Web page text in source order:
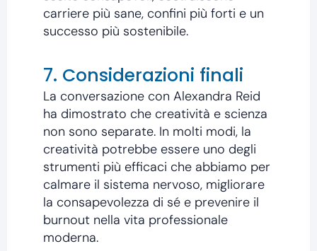
carriere più sane, confini più forti e un
successo più sostenibile.
7. Considerazioni finali
La conversazione con Alexandra Reid
ha dimostrato che creatività e scienza
non sono separate. In molti modi, la
creatività potrebbe essere uno degli
strumenti più efficaci che abbiamo per
calmare il sistema nervoso, migliorare
la consapevolezza di sé e prevenire il
burnout nella vita professionale
moderna.